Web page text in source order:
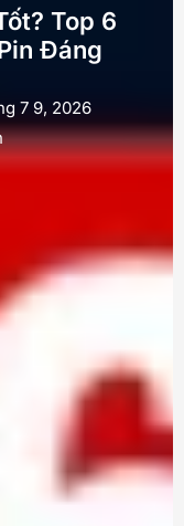
Top 6
Đáng
7 9, 2026